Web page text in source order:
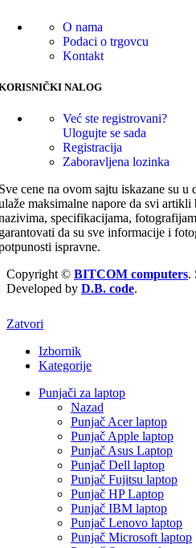
O nama
Podaci o trgovcu
Kontakt
NALOG
Već ste registrovani?
Ulogujte se sada
Registracija
Zaboravljena lozinka
cene na ovom sajtu iskazane su
maksimalne napore da svi
specifikacijama,
da su sve informacije i
ispravne.
Copyright © BITCOM computers.
Developed by D.B. code.
Zatvori
Izbornik
Kategorije
Punjači za laptop
Nazad
Punjač Acer laptop
Punjač Apple laptop
Punjač Asus Laptop
Punjač Dell laptop
Punjač Fujitsu laptop
Punjač HP Laptop
Punjač IBM laptop
Punjač Lenovo laptop
Punjač Microsoft laptop